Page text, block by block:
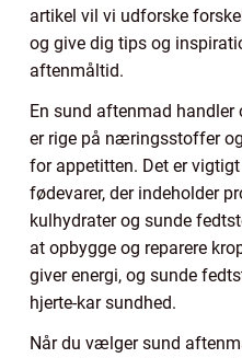
artikel vil vi udforske
og give dig tips og
aftenmåltid.
En sund aftenmad
er rige på næringsstoffer
for appetitten. Det er
fødevarer, der indeholder
kulhydrater og sunde
at opbygge og reparere
giver energi, og sunde
hjerte-kar sundhed.
Når du vælger sund